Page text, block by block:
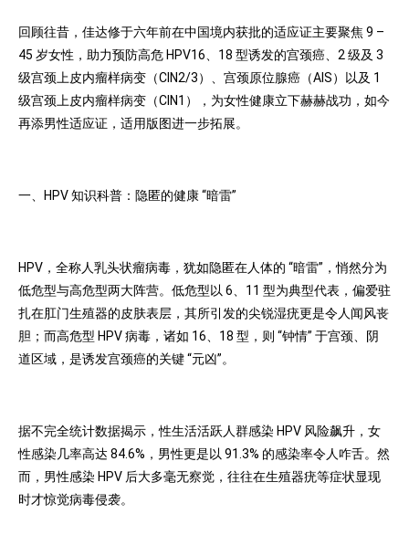
回顾往昔，佳达修于六年前在中国境内获批的适应证主要聚焦 9 –
45 岁女性，助力预防高危 HPV16、18 型诱发的宫颈癌、2 级及 3
级宫颈上皮内瘤样病变（CIN2/3）、宫颈原位腺癌（AIS）以及 1
级宫颈上皮内瘤样病变（CIN1），为女性健康立下赫赫战功，如今
再添男性适应证，适用版图进一步拓展。
一、HPV 知识科普：隐匿的健康 “暗雷”
HPV，全称人乳头状瘤病毒，犹如隐匿在人体的 “暗雷”，悄然分为
低危型与高危型两大阵营。低危型以 6、11 型为典型代表，偏爱驻
扎在肛门生殖器的皮肤表层，其所引发的尖锐湿疣更是令人闻风丧
胆；而高危型 HPV 病毒，诸如 16、18 型，则 “钟情” 于宫颈、阴
道区域，是诱发宫颈癌的关键 “元凶”。
据不完全统计数据揭示，性生活活跃人群感染 HPV 风险飙升，女
性感染几率高达 84.6%，男性更是以 91.3% 的感染率令人咋舌。然
而，男性感染 HPV 后大多毫无察觉，往往在生殖器疣等症状显现
时才惊觉病毒侵袭。